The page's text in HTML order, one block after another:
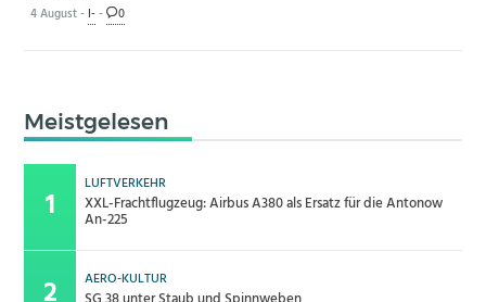
4 August - I-- 0
Meistgelesen
LUFTVERKEHR
XXL-Frachtflugzeug: Airbus A380 als Ersatz für die Antonow
An-225
AERO-KULTUR